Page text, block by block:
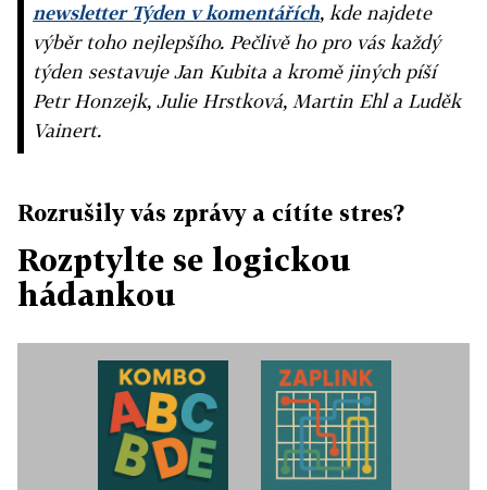
newsletter Týden v komentářích, kde najdete
výběr toho nejlepšího. Pečlivě ho pro vás každý
týden sestavuje Jan Kubita a kromě jiných píší
Petr Honzejk, Julie Hrstková, Martin Ehl a Luděk
Vainert.
Rozrušily vás zprávy a cítíte stres?
Rozptylte se logickou
hádankou